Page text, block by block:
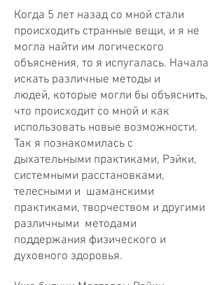
Когда 5 лет назад со мной стали
происходить странные вещи, и я не
могла найти им логического
объяснения, то я испугалась. Начала
искать различные методы и
людей, которые могли бы объяснить,
что происходит со мной и как
использовать новые возможности.
Так я познакомилась с
дыхательными практиками, Рэйки,
системными расстановками,
телесными и шаманскими
практиками, творчеством и другими
различными методами
поддержания физического и
духовного здоровья.